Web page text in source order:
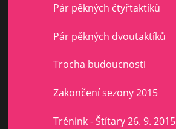
Pár pěkných čtyřtaktíků
Pár pěkných dvoutaktíků
Trocha budoucnosti
Zakončení sezony 2015
Trénink - Štítary 26. 9. 2015